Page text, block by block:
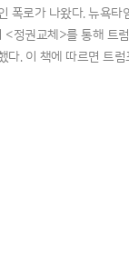
폭로가 나왔다. 뉴욕
<정권교체>를 통해 트
다. 이 책에 따르면 트